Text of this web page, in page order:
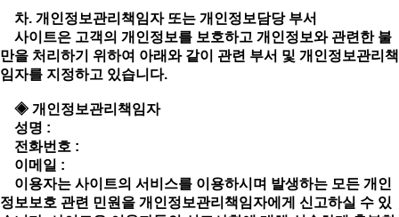
차. 개인정보관리책임자 또는 개인정보담당 부서
사이트은 고객의 개인정보를 보호하고 개인정보와 관련한 불
만을 처리하기 위하여 아래와 같이 관련 부서 및 개인정보관리책
임자를 지정하고 있습니다.
◈ 개인정보관리책임자
성명 :
전화번호 :
이메일 :
이용자는 사이트의 서비스를 이용하시며 발생하는 모든 개인
정보보호 관련 민원을 개인정보관리책임자에게 신고하실 수 있